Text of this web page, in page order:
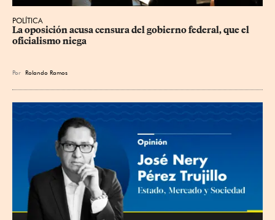
POLÍTICA
La oposición acusa censura del gobierno federal, que el
oficialismo niega
Por Rolando Ramos